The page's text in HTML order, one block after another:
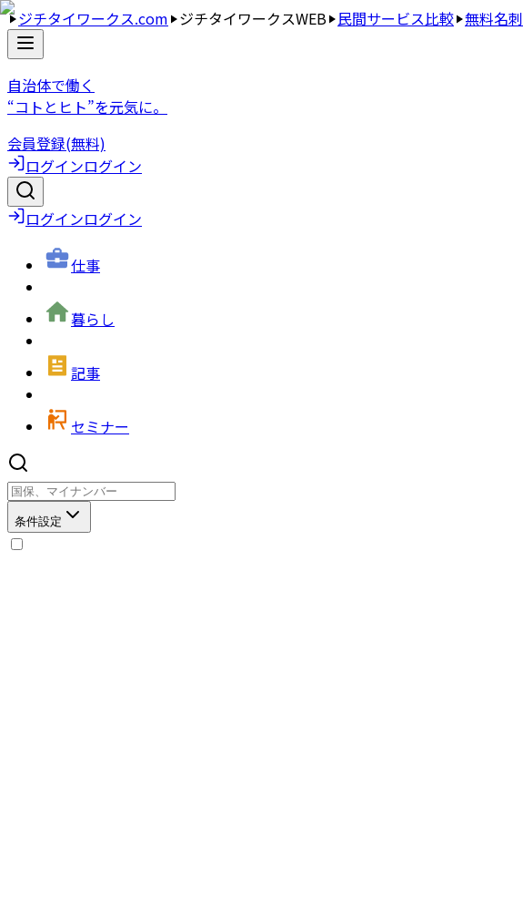
ジチタイワークス.com ジチタイワークスWEB 民間サービス比較 無料名刺
自治体で働く
“コトとヒト”を元気に。
会員登録(無料)
ログインログイン
ログインログイン
仕事
暮らし
記事
セミナー
条件設定